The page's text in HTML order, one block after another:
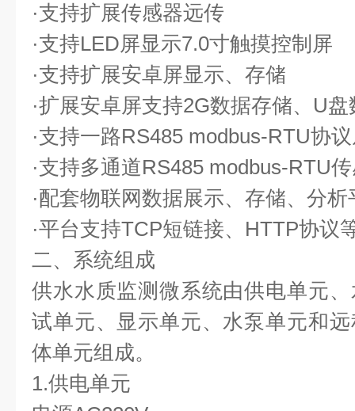
·支持扩展传感器远传
·支持LED屏显示7.0寸触摸控制屏
·支持扩展安卓屏显示、存储
·扩展安卓屏支持2G数据存储、U
·支持一路RS485 modbus-RTU协
·支持多通道RS485 modbus-RTU
·配套物联网数据展示、存储、分析
·平台支持TCP短链接、HTTP协议
二、系统组成
供水水质监测微系统由供电单元
试单元、显示单元、水泵单元和
体单元组成。
1.供电单元